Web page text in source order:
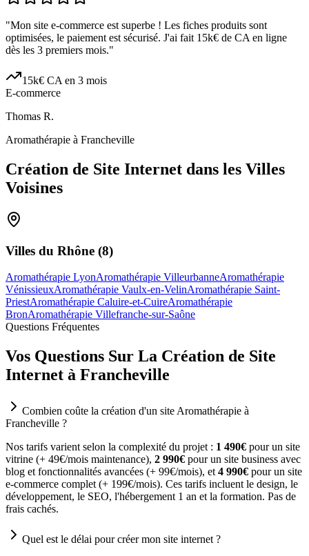
"Mon site e-commerce est superbe ! Les fiches produits sont
optimisées, le paiement est sécurisé. J'ai fait 15k€ de CA en ligne
dès les 3 premiers mois."
15k€ CA en 3 mois
E-commerce
Thomas R.
Aromathérapie à Francheville
Création de Site Internet dans les Villes
Voisines
Villes du Rhône (8)
Aromathérapie LyonAromathérapie VilleurbanneAromathérapie
VénissieuxAromathérapie Vaulx-en-VelinAromathérapie Saint-
PriestAromathérapie Caluire-et-CuireAromathérapie
BronAromathérapie Villefranche-sur-Saône
Questions Fréquentes
Vos Questions Sur La Création de Site
Internet à Francheville
Combien coûte la création d'un site Aromathérapie à
Francheville ?
Nos tarifs varient selon la complexité du projet : 1 490€ pour un site
vitrine (+ 49€/mois maintenance), 2 990€ pour un site business avec
blog et fonctionnalités avancées (+ 99€/mois), et 4 990€ pour un site
e-commerce complet (+ 199€/mois). Ces tarifs incluent le design, le
développement, le SEO, l'hébergement 1 an et la formation. Pas de
frais cachés.
Quel est le délai pour créer mon site internet ?